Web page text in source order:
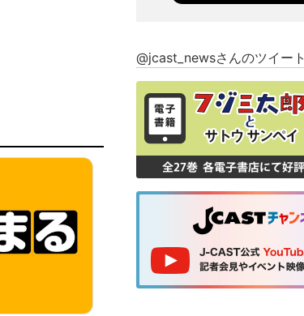
@jcast_newsさんのツイート